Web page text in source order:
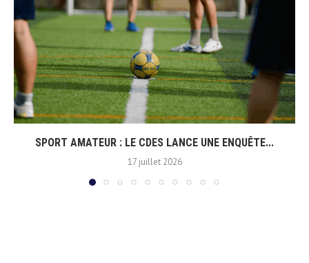
SPORT AMATEUR : LE CDES LANCE UNE ENQUÊTE...
17 juillet 2026